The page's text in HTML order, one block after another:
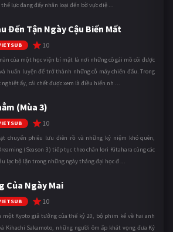
thế lực đang đẩy nhân loại đến bờ vực diệ ...
Đến Tận Ngày Cậu Biến Mất
10
của một học viện bí mật là nơi những cô gái mồ côi được
huấn luyện để trở thành những cỗ máy chiến đấu. Trong
ấy, cái chết được xem là điều hiển nh ...
(Mùa 3)
10
chuyến phiêu lưu điên rồ và những kỷ niệm khó quên,
(Season 3) tiếp tục theo chân Iori Kitahara cùng các
lạc bộ lặn trong những ngày tháng đại học đ ...
Của Ngày Mai
10
một Kyoto giả tưởng của thế kỷ 20, bộ phim kể về hai anh
Kihachi Sakamoto, những người ôm ấp khát vọng đưa Kỷ